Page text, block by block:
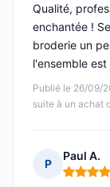
Publié le 26/09/
suite à un achat
Qualité,
enchantée !
broderie un
l'ensemble est
P
Paul A.
Note : 5